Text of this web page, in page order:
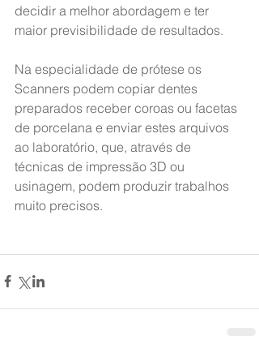
decidir a melhor abordagem e ter
maior previsibilidade de resultados.
Na especialidade de prótese os
Scanners podem copiar dentes
preparados receber coroas ou facetas
de porcelana e enviar estes arquivos
ao laboratório, que, através de
técnicas de impressão 3D ou
usinagem, podem produzir trabalhos
muito precisos.